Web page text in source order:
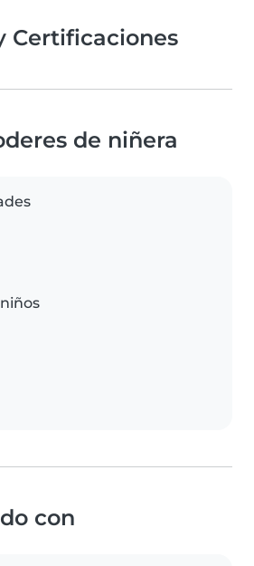
Certificaciones
de niñera
con